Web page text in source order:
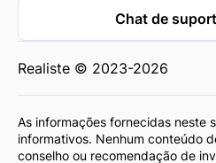
Chat de
Realiste © 2023-2026
As informações fornecidas neste
informativos. Nenhum conteúdo
conselho ou recomendação de